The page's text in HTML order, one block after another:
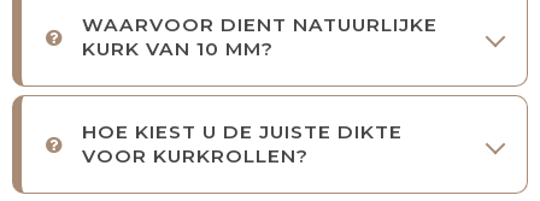
WAARVOOR DIENT NATUURLIJKE
KURK VAN 10 MM?
HOE KIEST U DE JUISTE DIKTE
VOOR KURKROLLEN?